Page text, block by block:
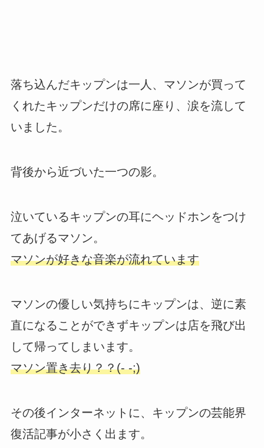
落ち込んだキップンは一人、マソンが買って
くれたキップンだけの席に座り、涙を流して
いました。
背後から近づいた一つの影。
泣いているキップンの耳にヘッドホンをつけ
てあげるマソン。
マソンが好きな音楽が流れています
マソンの優しい気持ちにキップンは、逆に素
直になることができずキップンは店を飛び出
して帰ってしまいます。
マソン置き去り？？(- -;)
その後インターネットに、キップンの芸能界
復活記事が小さく出ます。